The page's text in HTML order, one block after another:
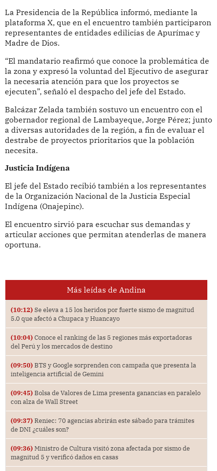
La Presidencia de la República informó, mediante la
plataforma X, que en el encuentro también participaron
representantes de entidades edilicias de Apurímac y
Madre de Dios.
“El mandatario reafirmó que conoce la problemática de
la zona y expresó la voluntad del Ejecutivo de asegurar
la necesaria atención para que los proyectos se
ejecuten”, señaló el despacho del jefe del Estado.
Balcázar Zelada también sostuvo un encuentro con el
gobernador regional de Lambayeque, Jorge Pérez; junto
a diversas autoridades de la región, a fin de evaluar el
destrabe de proyectos prioritarios que la población
necesita.
Justicia Indígena
El jefe del Estado recibió también a los representantes
de la Organización Nacional de la Justicia Especial
Indígena (Onajepinc).
El encuentro sirvió para escuchar sus demandas y
articular acciones que permitan atenderlas de manera
oportuna.
Más leídas de Andina
(10:12) Se eleva a 15 los heridos por fuerte sismo de magnitud
5.0 que afectó a Chupaca y Huancayo
(10:04) Conoce el ranking de las 5 regiones más exportadoras
del Perú y los mercados de destino
(09:50) BTS y Google sorprenden con campaña que presenta la
inteligencia artificial de Gemini
(09:45) Bolsa de Valores de Lima presenta ganancias en paralelo
con alza de Wall Street
(09:37) Reniec: 70 agencias abrirán este sábado para trámites
de DNI ¿cuáles son?
(09:36) Ministro de Cultura visitó zona afectada por sismo de
magnitud 5 y verificó daños en casas